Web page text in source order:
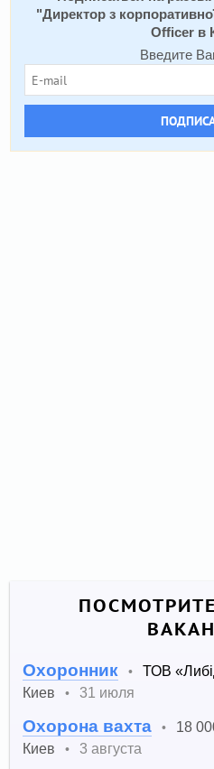
"Директор з
Officer в
Введите
Охоронник •
ТОВ
Киев
• 31 июля
Охорона вахта • 18
Киев
• 3 августа